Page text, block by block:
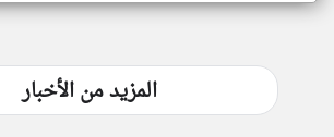
المزيد من الأخبار